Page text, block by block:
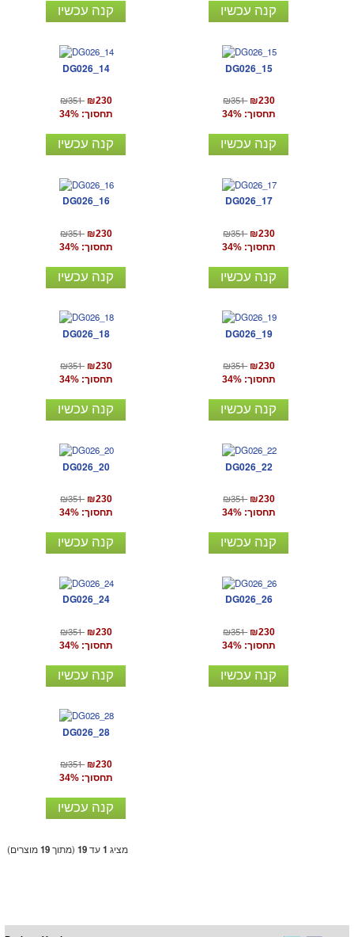
קנה עכשיו קנה עכשיו
DG026_14
₪351 ₪230
תחסוך: 34%
קנה עכשיו
DG026_15
₪351 ₪230
תחסוך: 34%
קנה עכשיו
DG026_16
₪351 ₪230
תחסוך: 34%
קנה עכשיו
DG026_17
₪351 ₪230
תחסוך: 34%
קנה עכשיו
DG026_18
₪351 ₪230
תחסוך: 34%
קנה עכשיו
DG026_19
₪351 ₪230
תחסוך: 34%
קנה עכשיו
DG026_20
₪351 ₪230
תחסוך: 34%
קנה עכשיו
DG026_22
₪351 ₪230
תחסוך: 34%
קנה עכשיו
DG026_24
₪351 ₪230
תחסוך: 34%
קנה עכשיו
DG026_26
₪351 ₪230
תחסוך: 34%
קנה עכשיו
DG026_28
₪351 ₪230
תחסוך: 34%
קנה עכשיו
מציג 1עד19 (מתוך19מוצרים)